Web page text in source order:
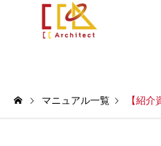
マニュアル一覧 【紹